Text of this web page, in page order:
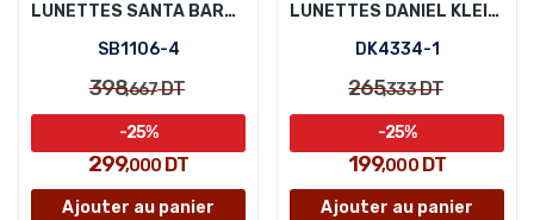
LUNETTES SANTA BARBARA POLO SB1106-4
SB1106-4
398,667DT
299,000 DT
-25%
Ajouter au panier
LUNETTES DANIEL KLEIN DK4334-1
DK4334-1
265,333DT
199,000DT
-25%
Ajouter au panier